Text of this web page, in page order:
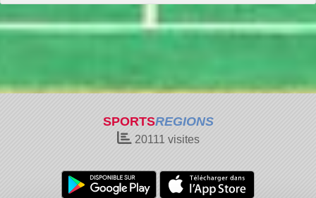
SPORTSREGIONS
20111 visites